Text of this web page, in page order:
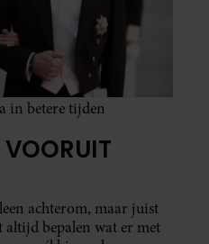
in betere tijden
achterom, maar juist
bepalen wat er met